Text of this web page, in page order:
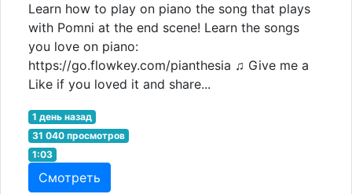
Learn how to play on piano the song that plays
with Pomni at the end scene! Learn the songs
you love on piano:
https://go.flowkey.com/pianthesia ♫ Give me a
Like if you loved it and share...
1 день назад
31 040 просмотров
1:03
Смотреть